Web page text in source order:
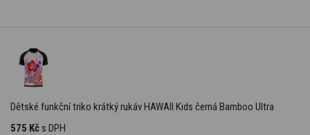
Dětské funkční triko krátký rukáv HAWAII Kids černá Bamboo Ultra
575 Kč s DPH